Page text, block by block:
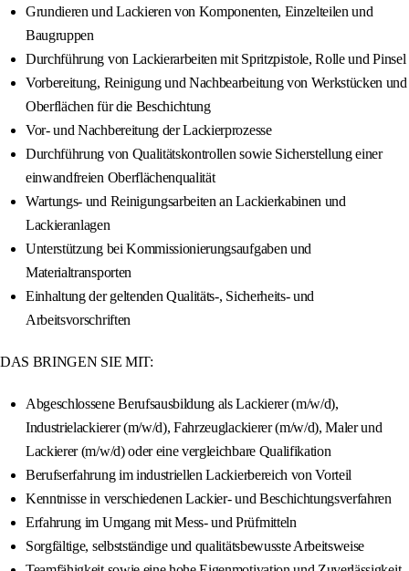
Grundieren und Lackieren von Komponenten, Einzelteilen und
Baugruppen
Durchführung von Lackierarbeiten mit Spritzpistole, Rolle und Pinsel
Vorbereitung, Reinigung und Nachbearbeitung von Werkstücken und
Oberflächen für die Beschichtung
Vor- und Nachbereitung der Lackierprozesse
Durchführung von Qualitätskontrollen sowie Sicherstellung einer
einwandfreien Oberflächenqualität
Wartungs- und Reinigungsarbeiten an Lackierkabinen und
Lackieranlagen
Unterstützung bei Kommissionierungsaufgaben und
Materialtransporten
Einhaltung der geltenden Qualitäts-, Sicherheits- und
Arbeitsvorschriften
DAS BRINGEN SIE MIT:
Abgeschlossene Berufsausbildung als Lackierer (m/w/d),
Industrielackierer (m/w/d), Fahrzeuglackierer (m/w/d), Maler und
Lackierer (m/w/d) oder eine vergleichbare Qualifikation
Berufserfahrung im industriellen Lackierbereich von Vorteil
Kenntnisse in verschiedenen Lackier- und Beschichtungsverfahren
Erfahrung im Umgang mit Mess- und Prüfmitteln
Sorgfältige, selbstständige und qualitätsbewusste Arbeitsweise